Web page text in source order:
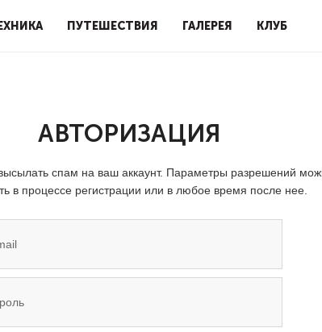
ПУТЕШЕСТВИЯ ГАЛЕРЕЯ КЛУБ
АВТОРИЗАЦИЯ
спам на ваш аккаунт. Параметры разрешений
в процессе регистрации или в любое время после нее.